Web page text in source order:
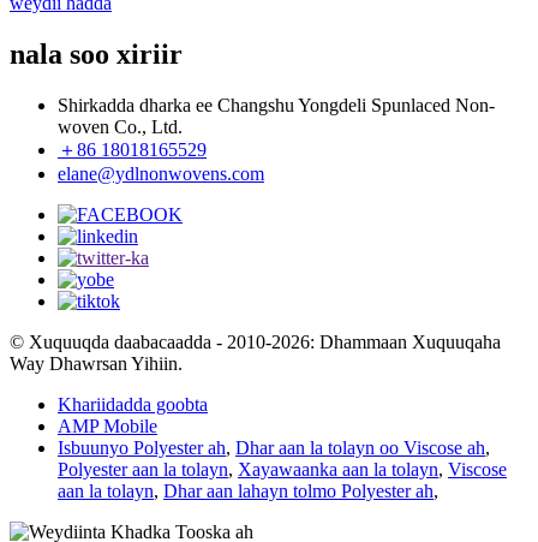
nala soo xiriir
Shirkadda dharka ee Changshu Yongdeli Spunlaced Non-
woven Co., Ltd.
＋86 18018165529
elane@ydlnonwovens.com
© Xuquuqda daabacaadda - 2010-2026: Dhammaan Xuquuqaha
Way Dhawrsan Yihiin.
Khariidadda goobta
AMP Mobile
Isbuunyo Polyester ah, Dhar aan la tolayn oo Viscose ah,
Polyester aan la tolayn, Xayawaanka aan la tolayn, Viscose
aan la tolayn, Dhar aan lahayn tolmo Polyester ah,